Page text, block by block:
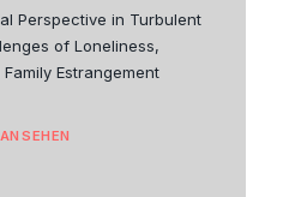
Perspective in Turbulent
of Loneliness,
Estrangement